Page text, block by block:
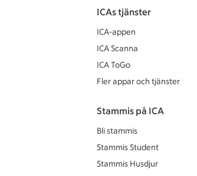
ICAs tjänster
ICA-appen
ICA Scanna
ICA ToGo
Fler appar och tjänster
Stammis på ICA
Bli stammis
Stammis Student
Stammis Husdjur